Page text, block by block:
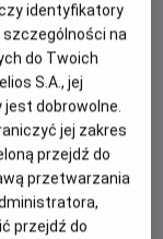
Minimalny
wiek
Od 15 lat
identyfikatory
szczególności na
do Twoich
S.A., jej
jest dobrowolne.
jej zakres
przejdź do
przetwarzania
przejdź do